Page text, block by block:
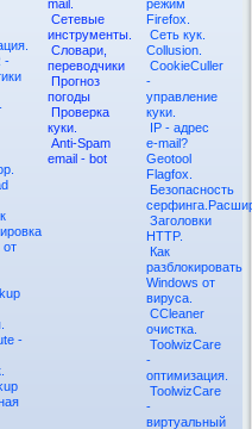
-
от
-
mail.
Сетевые
инструменты.
Словари,
переводчики
Прогноз
погоды
Проверка
куки.
Anti-Spam
email - bot
режим
Firefox.
Сеть кук.
Collusion.
CookieCuller
-
управление
куки.
IP - адрес
e-mail?
Geotool
Flagfox.
Безопасность
Заголовки
HTTP.
Как
разблокировать
Windows от
вируса.
CCleaner
очистка.
ToolwizCare
-
оптимизация.
ToolwizCare
-
виртуальный